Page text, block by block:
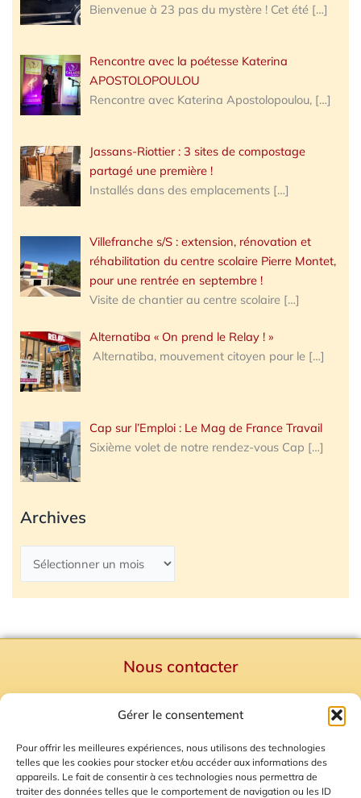
Gérer le consentement
Pour offrir les meilleures expériences, nous utilisons des technologies
telles que les cookies pour stocker et/ou accéder aux informations des
appareils. Le fait de consentir à ces technologies nous permettra de
traiter des données telles que le comportement de navigation ou les ID
Bienvenue à 23 pas du mystère ! Cet été […]
Rencontre avec la poétesse Katerina
APOSTOLOPOULOU
Rencontre avec Katerina Apostolopoulou, […]
Jassans-Riottier : 3 sites de compostage
partagé une première !
Installés dans des emplacements […]
Villefranche s/S : extension, rénovation et
réhabilitation du centre scolaire Pierre Montet,
pour une rentrée en septembre !
Visite de chantier au centre scolaire […]
Alternatiba « On prend le Relay ! »
Alternatiba, mouvement citoyen pour le […]
Cap sur l’Emploi : Le Mag de France Travail
Sixième volet de notre rendez-vous Cap […]
Archives
Nous contacter
Mentions Légales
Plan du site
Gestion des Cookies